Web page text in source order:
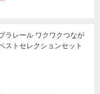
ラレール ワクワクつなが
ストセレクションセット